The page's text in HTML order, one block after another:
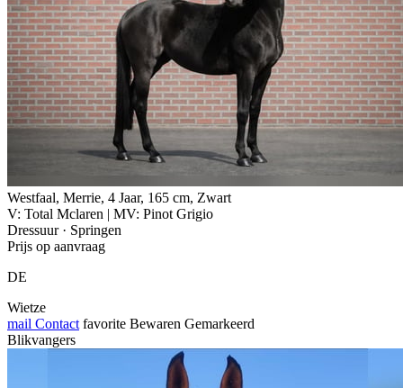
Westfaal, Merrie, 4 Jaar, 165 cm, Zwart
V: Total Mclaren | MV: Pinot Grigio
Dressuur · Springen
Prijs op aanvraag
DE
Wietze
mail Contact favorite Bewaren Gemarkeerd
Blikvangers